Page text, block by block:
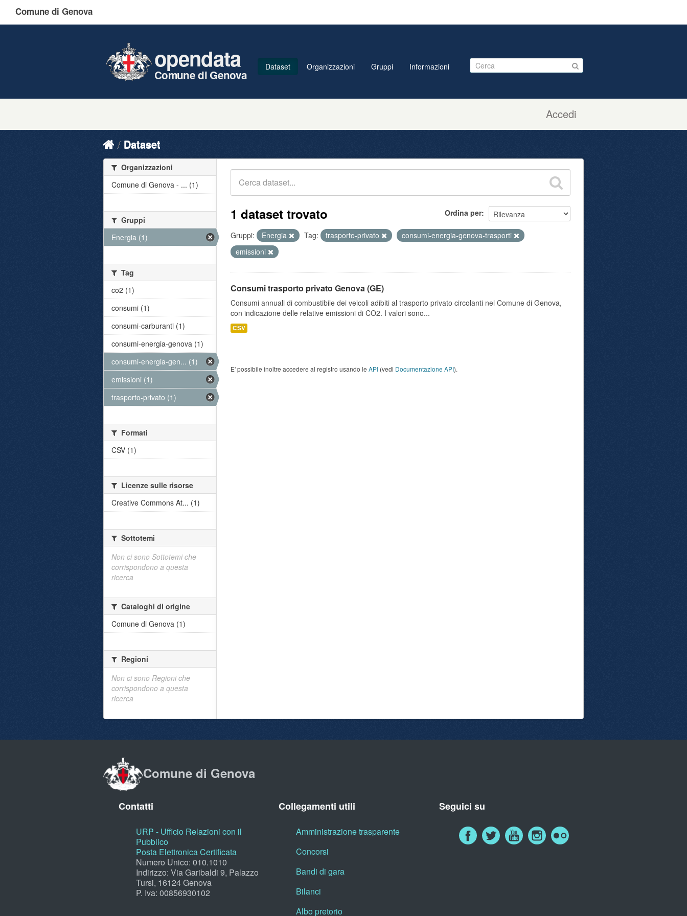
Comune di Genova
Accedi
opendata
Comune di Genova
Dataset Organizzazioni Gruppi Informazioni
Dataset
Ordina per
1 dataset trovato
Gruppi: Energia Tag: trasporto-privato
consumi-energia-genova-trasporti
emissioni
Consumi trasporto privato Genova (GE)
Consumi annuali di combustibile dei veicoli adibiti al trasporto privato circolanti nel Comune di Genova,
con indicazione delle relative emissioni di CO2. I valori sono...
CSV
E' possibile inoltre accedere al registro usando le API (vedi Documentazione API).
Organizzazioni
Comune di Genova - ... (1)
Gruppi
Energia (1)
Tag
co2 (1)
consumi (1)
consumi-carburanti (1)
consumi-energia-genova (1)
consumi-energia-gen... (1)
emissioni (1)
trasporto-privato (1)
Formati
CSV (1)
Licenze sulle risorse
Creative Commons At... (1)
Sottotemi
Non ci sono Sottotemi che
corrispondono a questa
ricerca
Cataloghi di origine
Comune di Genova (1)
Regioni
Non ci sono Regioni che
corrispondono a questa
ricerca
Comune di Genova
Contatti
URP - Ufficio Relazioni con il
Pubblico
Posta Elettronica Certificata
Numero Unico: 010.1010
Indirizzo: Via Garibaldi 9, Palazzo
Tursi, 16124 Genova
P. Iva: 00856930102
Collegamenti utili
Amministrazione trasparente
Concorsi
Bandi di gara
Bilanci
Albo pretorio
Seguici su